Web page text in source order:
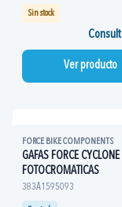
Sin stock
Ver producto
FORCE BIKE COMPONENTS
GAFAS FORCE
FOTOCROMATICAS
383A1595093